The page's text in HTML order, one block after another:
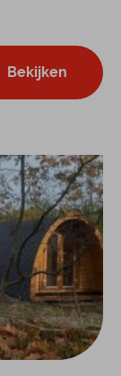
Bekijken